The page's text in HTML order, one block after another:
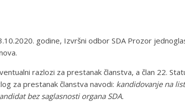
godine, Izvršni odbor SDA Prozor
razlozi za prestanak članstva, a član 22.
za prestanak članstva navodi: kandidovanje na
bez saglasnosti organa SDA.